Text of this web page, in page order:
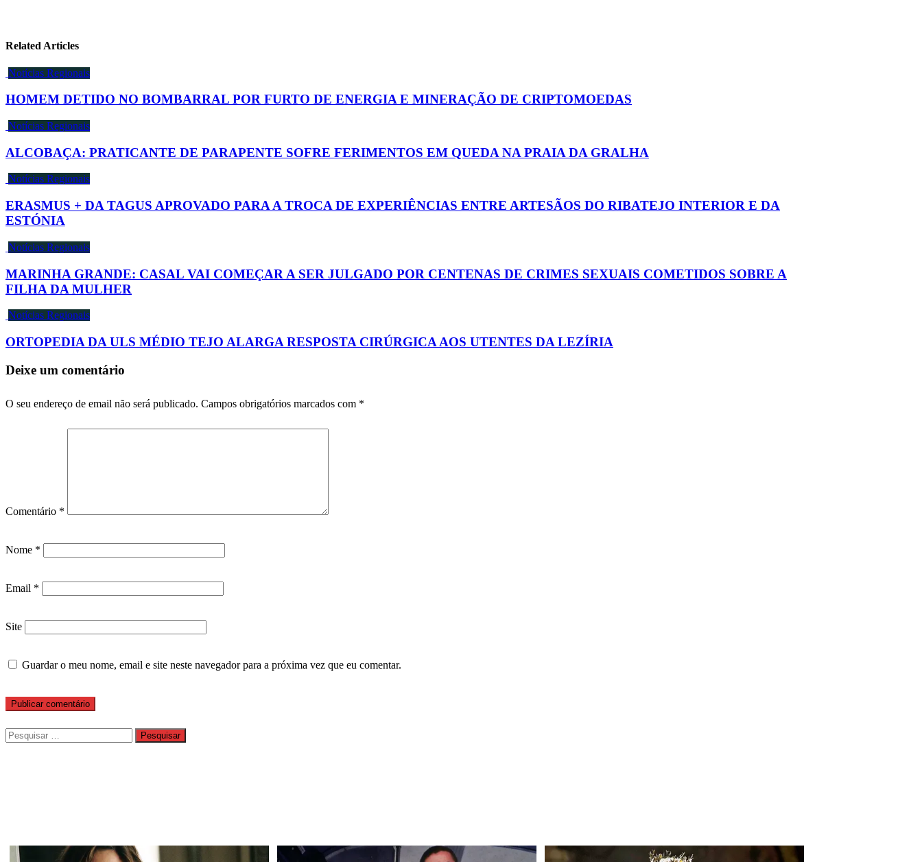
Related Articles
Notícias Regionais
HOMEM DETIDO NO BOMBARRAL POR FURTO DE ENERGIA E MINERAÇÃO DE CRIPTOMOEDAS
Notícias Regionais
ALCOBAÇA: PRATICANTE DE PARAPENTE SOFRE FERIMENTOS EM QUEDA NA PRAIA DA GRALHA
Notícias Regionais
ERASMUS + DA TAGUS APROVADO PARA A TROCA DE EXPERIÊNCIAS ENTRE ARTESÃOS DO RIBATEJO INTERIOR E DA
ESTÓNIA
Notícias Regionais
MARINHA GRANDE: CASAL VAI COMEÇAR A SER JULGADO POR CENTENAS DE CRIMES SEXUAIS COMETIDOS SOBRE A
FILHA DA MULHER
Notícias Regionais
ORTOPEDIA DA ULS MÉDIO TEJO ALARGA RESPOSTA CIRÚRGICA AOS UTENTES DA LEZÍRIA
Deixe um comentário
O seu endereço de email não será publicado. Campos obrigatórios marcados com *
Comentário *
Nome *
Email *
Site
Guardar o meu nome, email e site neste navegador para a próxima vez que eu comentar.
Pesquisar
por: